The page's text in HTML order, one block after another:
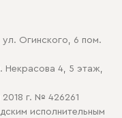
ул. Огинского, 6 пом.
Некрасова 4, 5 этаж,
г. № 426261
исполнительным